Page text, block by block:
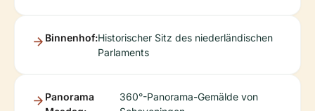
Binnenhof:Historischer Sitz des niederländischen
Parlaments
Panorama
360°-Panorama-Gemälde von